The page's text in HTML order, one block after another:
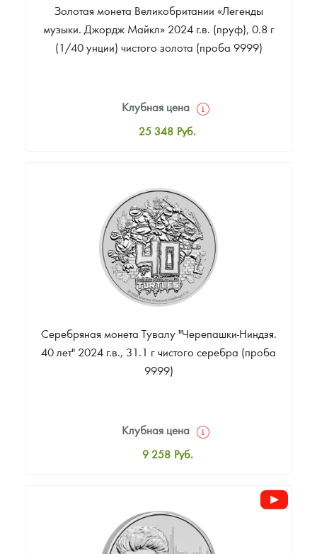
Золотая монета Великобритании «Легенды
музыки. Джордж Майкл» 2024 г.в. (пруф), 0.8 г
(1/40 унции) чистого золота (проба 9999)
Клубная цена
25 348 Руб.
Цена выкупа
Звоните
Серебряная монета Тувалу "Черепашки-Ниндзя.
40 лет" 2024 г.в., 31.1 г чистого серебра (проба
9999)
Клубная цена
9 258 Руб.
Цена выкупа
Звоните